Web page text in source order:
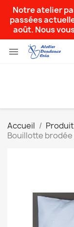
Notre atelier
passées
août. Nous

Accueil
Bouillotte